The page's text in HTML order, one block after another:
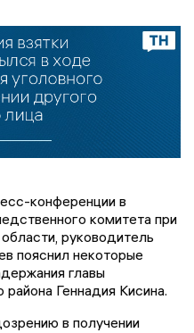
конференции в
комитета при
руководитель
пояснил некоторые
главы
Геннадия Кисина.
в получении